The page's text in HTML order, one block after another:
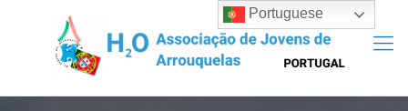
Portuguese